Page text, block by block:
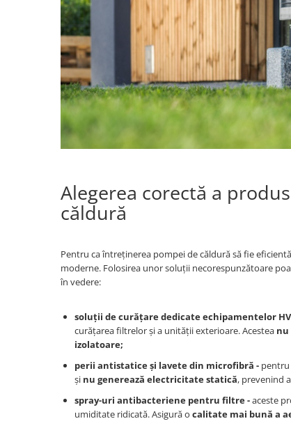
Alegerea corectă a
căldură
Pentru ca întreținerea pompei de căldură să fie
moderne. Folosirea unor soluții necorespunzătoare
în vedere:
soluții de curățare dedicate echipamentelor
curățarea filtrelor și a unității exterioare. Acestea nu
izolatoare;
perii antistatice și lavete din microfibră - pentru
și nu generează electricitate statică, prevenind
spray-uri antibacteriene pentru filtre -aceste
umiditate ridicată. Asigură o calitate mai bună a